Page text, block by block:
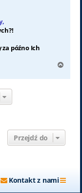
późno Ich
g
Przejdź do
Kontakt z nami